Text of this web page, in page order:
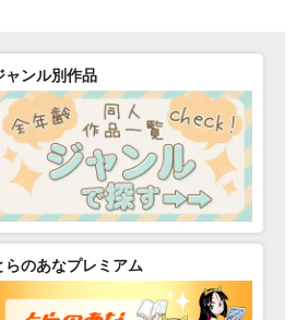
ャンル別作品
らのあなプレミアム